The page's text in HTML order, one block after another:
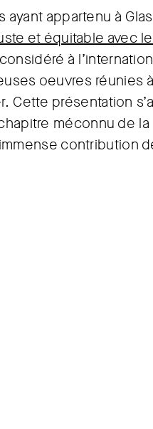
appartenu à
et équitable avec
à
oeuvres réunies à
Cette présentation
méconnu de la
contribution
« dégénéré »
regroupait